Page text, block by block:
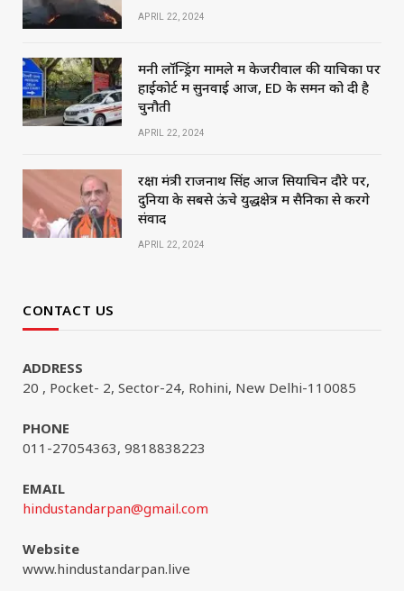
APRIL 22, 2024
मनी लॉन्ड्रिंग मामले में केजरीवाल की याचिका पर
हाईकोर्ट में सुनवाई आज, ED के समन को दी है
चुनौती
APRIL 22, 2024
रक्षा मंत्री राजनाथ सिंह आज सियाचिन दौरे पर,
दुनिया के सबसे ऊंचे युद्धक्षेत्र में सैनिकों से करेंगे
संवाद
APRIL 22, 2024
CONTACT US
ADDRESS
20 , Pocket- 2, Sector-24, Rohini, New Delhi-110085
PHONE
011-27054363, 9818838223
EMAIL
hindustandarpan@gmail.com
Website
www.hindustandarpan.live